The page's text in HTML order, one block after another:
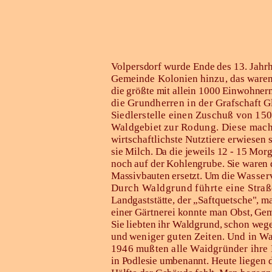
Volpersdorf wurde Ende des 13.
Gemeinde Kolonien hinzu, das
die größte mit allein 1000
die Grundherren in derGrafschaft
Siedlerstelle einen Zuschuß von
Waldgebiet zur Rodung. Diese
wirtschaftlichste Nutztiere erwiesen
sie Milch. Da die jeweils 12 - 15
noch auf der Kohlengrube. Sie
Massivbauten ersetzt. Um die
Durch Waldgrund führte eine
Landgaststätte, der „Saftquetsche",
einerGärtnerei konnte man Obst,
Sie liebten ihr Waldgrund, schon
undweniger guten Zeiten. Und in
1946 mußten alle Waidgründer
in Podlesie umbenannt. Heute liegen